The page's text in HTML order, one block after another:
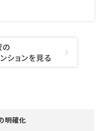
の
ションを見る
明確化